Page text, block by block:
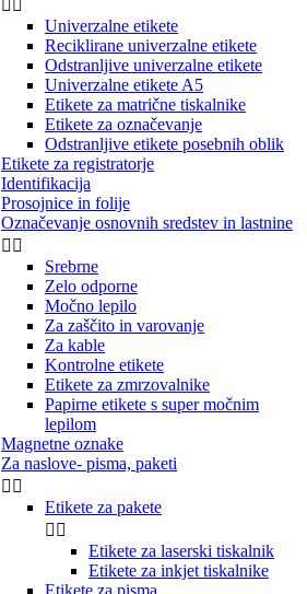
 
Univerzalne etikete
Reciklirane univerzalne etikete
Odstranljive univerzalne etikete
Univerzalne etikete A5
Etikete za matrične tiskalnike
Etikete za označevanje
Odstranljive etikete posebnih oblik
Etikete za registratorje
Identifikacija
Prosojnice in folije
Označevanje osnovnih sredstev in lastnine
 
Srebrne
Zelo odporne
Močno lepilo
Za zaščito in varovanje
Za kable
Kontrolne etikete
Etikete za zmrzovalnike
Papirne etikete s super močnim
lepilom
Magnetne oznake
Za naslove- pisma, paketi
 
Etikete za pakete
 
Etikete za laserski tiskalnik
Etikete za inkjet tiskalnike
Etikete za pisma